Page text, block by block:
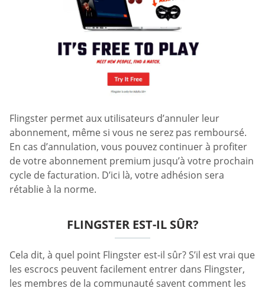
Flingster permet aux utilisateurs d’annuler leur
abonnement, même si vous ne serez pas remboursé.
En cas d’annulation, vous pouvez continuer à profiter
de votre abonnement premium jusqu’à votre prochain
cycle de facturation. D’ici là, votre adhésion sera
rétablie à la norme.
FLINGSTER EST-IL SÛR?
Cela dit, à quel point Flingster est-il sûr? S’il est vrai que
les escrocs peuvent facilement entrer dans Flingster,
les membres de la communauté savent comment les